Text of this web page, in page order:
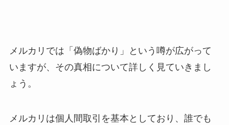
メルカリでは「偽物ばかり」という噂が広がって
いますが、その真相について詳しく見ていきまし
ょう。
メルカリは個人間取引を基本としており、誰でも